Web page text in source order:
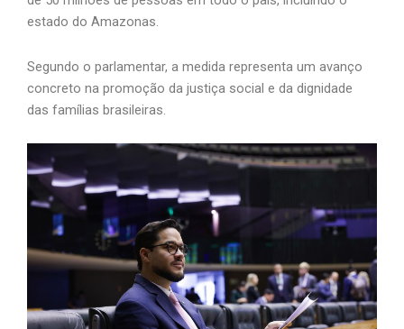
estado do Amazonas.
Segundo o parlamentar, a medida representa um avanço
concreto na promoção da justiça social e da dignidade
das famílias brasileiras.